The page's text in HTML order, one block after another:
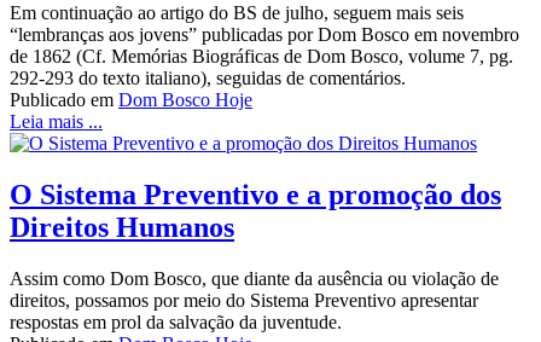
Em continuação ao artigo do BS de julho, seguem mais seis
“lembranças aos jovens” publicadas por Dom Bosco em novembro
de 1862 (Cf. Memórias Biográficas de Dom Bosco, volume 7, pg.
292-293 do texto italiano), seguidas de comentários.
Publicado em Dom Bosco Hoje
Leia mais ...
O Sistema Preventivo e a promoção dos
Direitos Humanos
Assim como Dom Bosco, que diante da ausência ou violação de
direitos, possamos por meio do Sistema Preventivo apresentar
respostas em prol da salvação da juventude.